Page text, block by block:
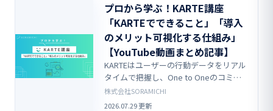
プロから学ぶ！KARTE講座
「KARTEでできること」「導入
のメリット可視化する仕組み」
【YouTube動画まとめ記事】
KARTEはユーザーの行動データをリアル
タイムで把握し、One to Oneのコミュ
ニケーション施策を実現できるCXプラ
ットフォームです。本…
株式会社SORAMICHI
2026.07.29 更新